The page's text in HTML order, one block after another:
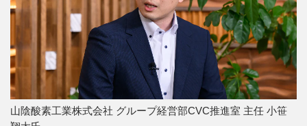
山陰酸素工業株式会社 グループ経営部CVC推進室 主任 小笹